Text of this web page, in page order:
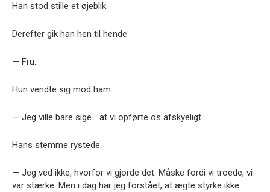
Han stod stille et øjeblik.
Derefter gik han hen til hende.
— Fru…
Hun vendte sig mod ham.
— Jeg ville bare sige… at vi opførte os afskyeligt.
Hans stemme rystede.
— Jeg ved ikke, hvorfor vi gjorde det. Måske fordi vi troede, vi
var stærke. Men i dag har jeg forstået, at ægte styrke ikke